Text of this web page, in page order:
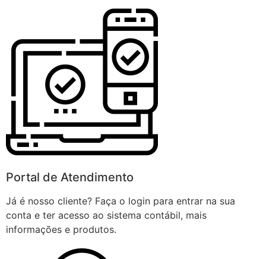
Portal de Atendimento
Já é nosso cliente? Faça o login para entrar na sua
conta e ter acesso ao sistema contábil, mais
informações e produtos.